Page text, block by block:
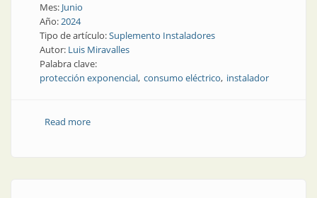
Mes: Junio
Año:2024
Tipo de artículo:Suplemento Instaladores
Autor: Luis Miravalles
Palabra clave:
protección exponencial consumo eléctrico instalador
Read moreabout Agreguemos un “toma”